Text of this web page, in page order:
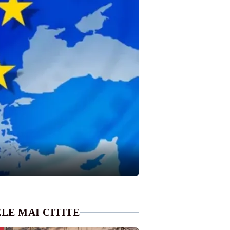
MAI CITITE